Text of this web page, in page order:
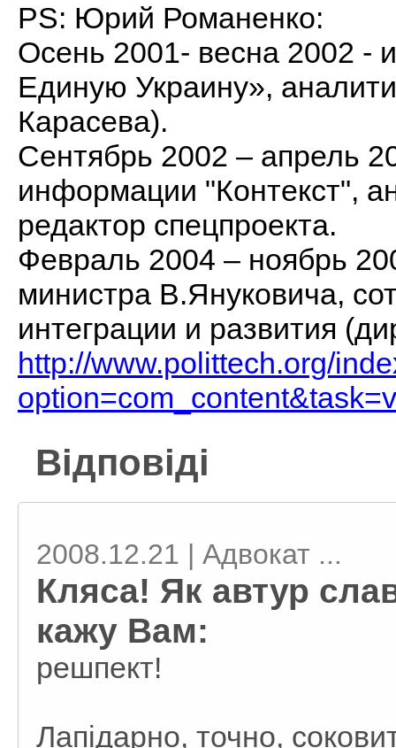
PS: Юрий Романенко:
Осень 2001- весна 2002 -
Единую Украину»,
Карасева).
Сентябрь 2002 – апрель
информации "Контекст",
редактор спецпроекта.
Февраль 2004 – ноябрь
министра В.Януковича,
интеграции и развития
http://www.polittech.org/
Відповіді
2008.12.21 | Адвокат ...
Кляса! Як автур
кажу Вам:
решпект!
Лапідарно, точно,